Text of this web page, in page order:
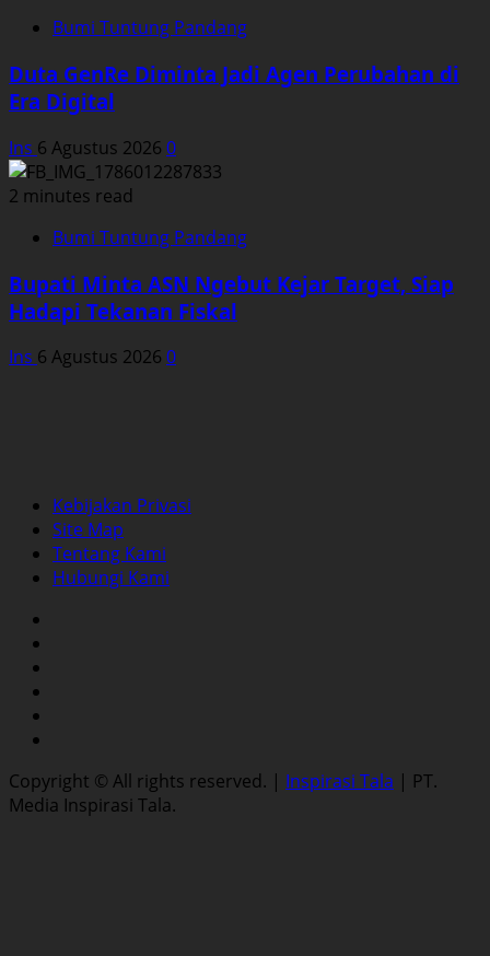
Bumi Tuntung Pandang
Duta GenRe Diminta Jadi Agen Perubahan di
Era Digital
Ins 6 Agustus 2026 0
2 minutes read
Bumi Tuntung Pandang
Bupati Minta ASN Ngebut Kejar Target, Siap
Hadapi Tekanan Fiskal
Ins 6 Agustus 2026 0
Kebijakan Privasi
Site Map
Tentang Kami
Hubungi Kami
Copyright © All rights reserved. | Inspirasi Tala | PT.
Media Inspirasi Tala.